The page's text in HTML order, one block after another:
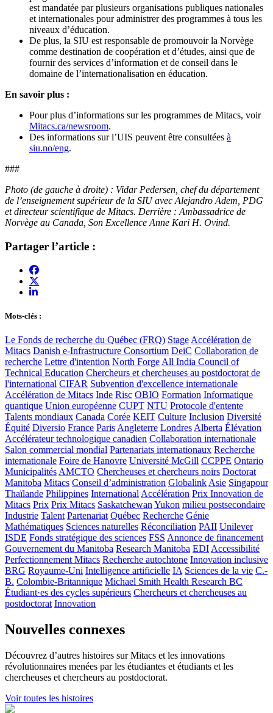
est mandatée par plusieurs organisations publiques nationales
et internationales pour administrer des programmes à tous les
niveaux d’éducation.
De plus, la SIU est responsable de promouvoir la Norvège
comme destination de coopération et d’études, ainsi que de
fournir des services d’information et de conseil dans le
domaine de l’internationalisation en éducation.
En savoir plus :
Pour plus d’informations sur les programmes de Mitacs, voir
Mitacs.ca/newsroom.
Des informations sur l’UIS peuvent être consultées à
siu.no/eng.
###
Photo (de gauche à droite) : Vidar Pedersen, chef du département
de l’enseignement supérieur de la SIU avec Alejandro Adem, PDG
et directeur scientifique de Mitacs. Derrière : Ambassadrice de
Norvège au Canada, Son Excellence Anne Kari H. Ovind.
Partager l’article :
Mots-clés :
Le Fonds de recherche du Québec (FRQ) Stage Accélération de
Mitacs Danish e-Infrastructure Consortium DeiC Collaboration de
recherche Lettre d'intention North Forge All India Council of
Technical Education Chercheurs et chercheuses au postdoctorat de
l'international CIFAR Subvention d'excellence internationale
Accélération de Mitacs Inde Risc OBIO Formation Informatique
quantique Union européenne CUPT NTU Protocole d'entente
Talents mondiaux Canada Corée KEIT Culture Inclusion Diversité
Équité Diversio France Paris Angleterre Londres Alberta Élévation
Accélérateur technologique canadien Collaboration internationale
Salon commercial mondial Partenariats internationaux Recherche
internationale Foire de Hanovre Université McGill CCPPE Ontario
Municipalités AMCTO Chercheuses et chercheurs noirs Doctorat
Manitoba Mitacs Conseil d’administration Globalink Asie Singapour
Thaïlande Philippines International Accélération Prix Innovation de
Mitacs Prix Prix Mitacs Saskatchewan Yukon milieu postsecondaire
Industrie Talent Partenariat Québec Recherche Génie
Mathématiques Sciences naturelles Réconciliation PAII Unilever
ISDE Fonds stratégique des sciences FSS Annonce de financement
Gouvernement du Manitoba Research Manitoba EDI Accessibilité
Perfectionnement Mitacs Recherche autochtone Innovation inclusive
BRG Royaume-Uni Intelligence artificielle IA Sciences de la vie C.-
B. Colombie-Britannique Michael Smith Health Research BC
Étudiant·es des cycles supérieurs Chercheurs et chercheuses au
postdoctorat Innovation
Nouvelles connexes
Découvrez d’autres histoires sur Mitacs et les innovations
révolutionnaires menées par les étudiantes et étudiants et les
chercheuses et chercheurs au postdoctorat.
Voir toutes les histoires